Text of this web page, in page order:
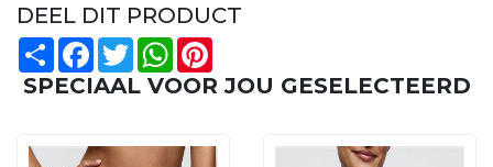
DEEL DIT PRODUCT
Share Facebook
TwitterWhatsApp
SPECIAAL VOOR JOU GESELECTEERD